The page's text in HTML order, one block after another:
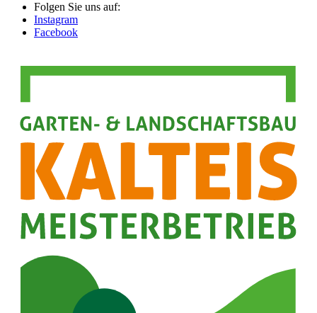
Folgen Sie uns auf:
Instagram
Facebook